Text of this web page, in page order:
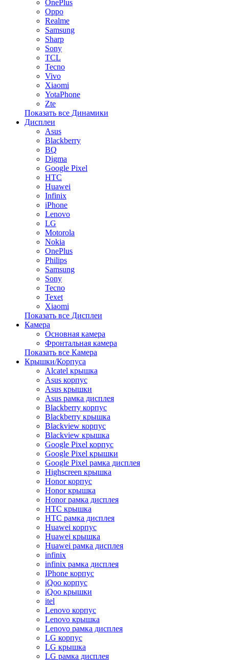
OnePlus
Oppo
Realme
Samsung
Sharp
Sony
TCL
Tecno
Vivo
Xiaomi
YotaPhone
Zte
Показать все Динамики
Дисплеи
Asus
Blackberry
BQ
Digma
Google Pixel
HTC
Huawei
Infinix
iPhone
Lenovo
LG
Motorola
Nokia
OnePlus
Philips
Samsung
Sony
Tecno
Texet
Xiaomi
Показать все Дисплеи
Камера
Основная камера
Фронтальная камера
Показать все Камера
Крышки/Корпуса
Alcatel крышка
Asus корпус
Asus крышки
Asus рамка дисплея
Blackberry корпус
Blackberry крышка
Blackview корпус
Blackview крышка
Google Pixel корпус
Google Pixel крышки
Google Pixel рамка дисплея
Highscreen крышка
Honor корпус
Honor крышка
Honor рамка дисплея
HTC крышка
HTC рамка дисплея
Huawei корпус
Huawei крышка
Huawei рамка дисплея
infinix
infinix рамка дисплея
IPhone корпус
iQoo корпус
iQoo крышки
itel
Lenovo корпус
Lenovo крышка
Lenovo рамка дисплея
LG корпус
LG крышка
LG рамка дисплея